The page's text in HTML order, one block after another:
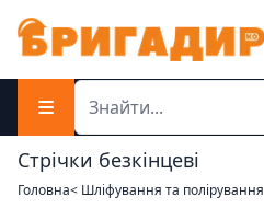
Стрічки безкінцеві
Головна< Шліфування та полірування